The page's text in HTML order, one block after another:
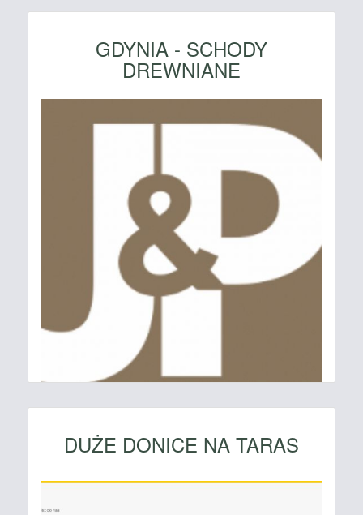
GDYNIA - SCHODY
DREWNIANE
DUŻE DONICE NA TARAS